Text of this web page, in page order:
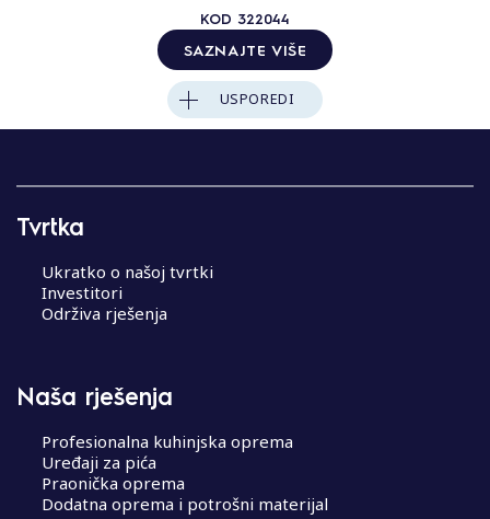
KOD 322044
SAZNAJTE VIŠE
USPOREDI
Tvrtka
Ukratko o našoj tvrtki
Investitori
Održiva rješenja
Naša rješenja
Profesionalna kuhinjska oprema
Uređaji za pića
Praonička oprema
Dodatna oprema i potrošni materijal